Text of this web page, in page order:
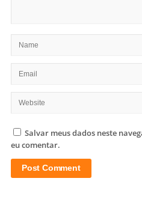
Salvar meus dados neste
eu comentar.